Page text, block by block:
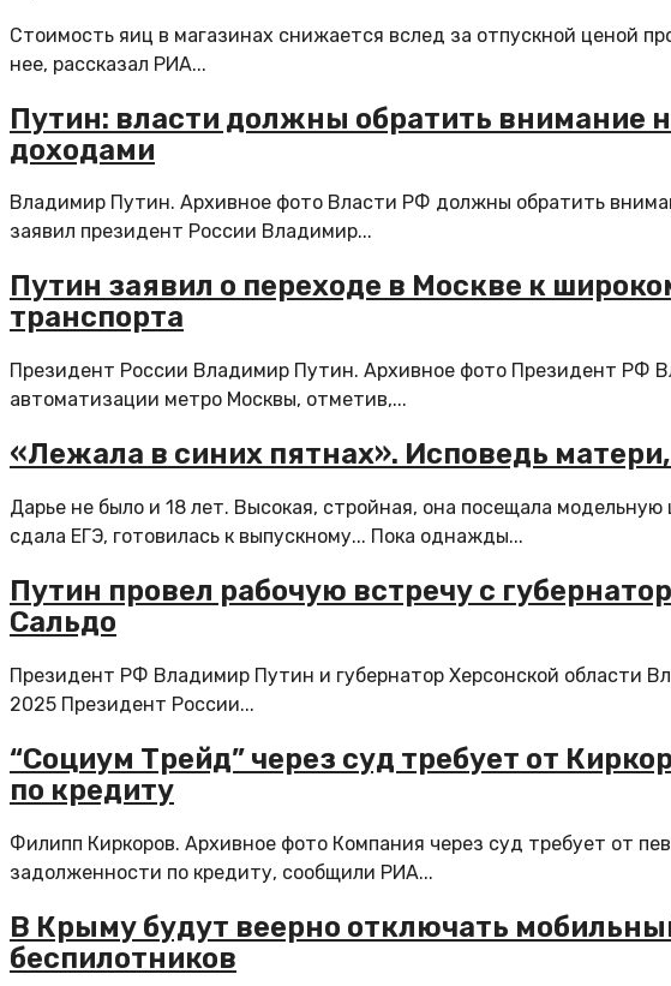
Стоимость яиц в магазинах снижается вслед за отпускной ценой
нее, рассказал РИА...
Путин: власти должны обратить внимание
доходами
Владимир Путин. Архивное фото Власти РФ должны обратить
заявил президент России Владимир...
Путин заявил о переходе в Москве к
транспорта
Президент России Владимир Путин. Архивное фото Президент РФ
автоматизации метро Москвы, отметив,...
«Лежала в синих пятнах». Исповедь
Дарье не было и 18 лет. Высокая, стройная, она посещала
сдала ЕГЭ, готовилась к выпускному... Пока однажды...
Путин провел рабочую встречу с
Сальдо
Президент РФ Владимир Путин и губернатор Херсонской области
2025 Президент России...
“Социум Трейд” через суд требует от
по кредиту
Филипп Киркоров. Архивное фото Компания через суд требует от
задолженности по кредиту, сообщили РИА...
В Крыму будут веерно отключать
беспилотников